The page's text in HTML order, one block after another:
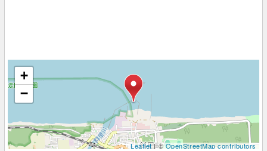
+
−
Leaflet| ©OpenStreetMap contributors